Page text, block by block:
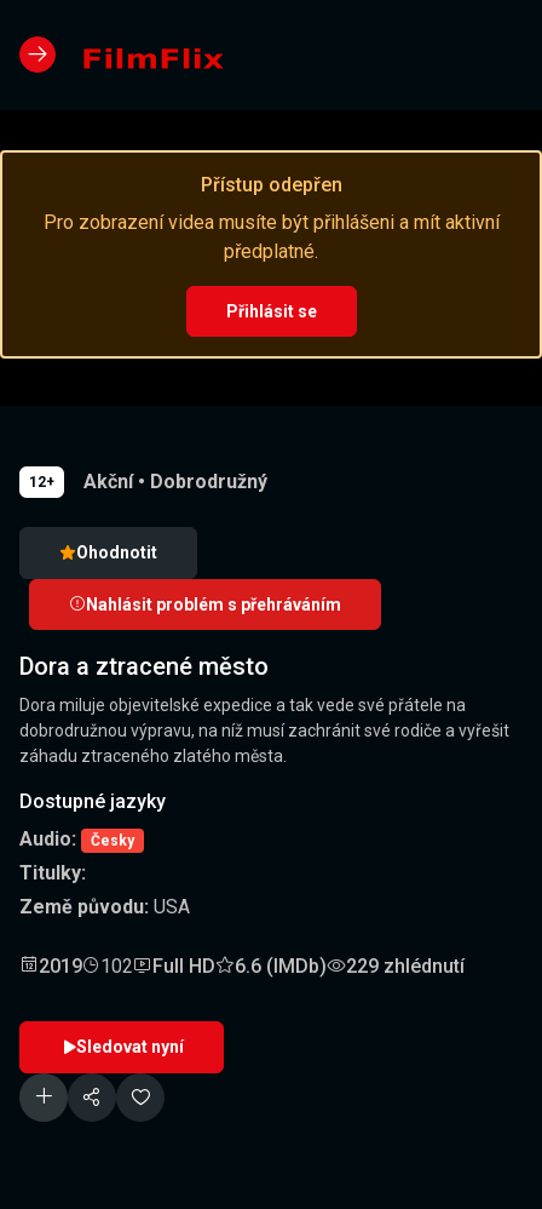
Přístup odepřen
Pro zobrazení videa musíte být přihlášeni a mít aktivní
předplatné.
Přihlásit se
12+ Akční • Dobrodružný
Ohodnotit
Nahlásit problém s přehráváním
Dora a ztracené město
Dora miluje objevitelské expedice a tak vede své přátele na
dobrodružnou výpravu, na níž musí zachránit své rodiče a vyřešit
záhadu ztraceného zlatého města.
Dostupné jazyky
Audio:
Česky
Titulky:
Země původu: USA
2019 102 Full HD 6.6 (IMDb) 229 zhlédnutí
Sledovat nyní